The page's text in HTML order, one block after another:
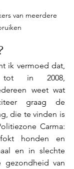
van meerdere
ik vermoed dat,
tot in 2008,
weet wat
graag de
die te vinden is
Carma:
honden en
en in slechte
gezondheid van